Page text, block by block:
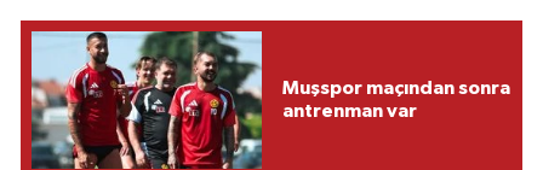
Muşspor maçından sonra
antrenman var